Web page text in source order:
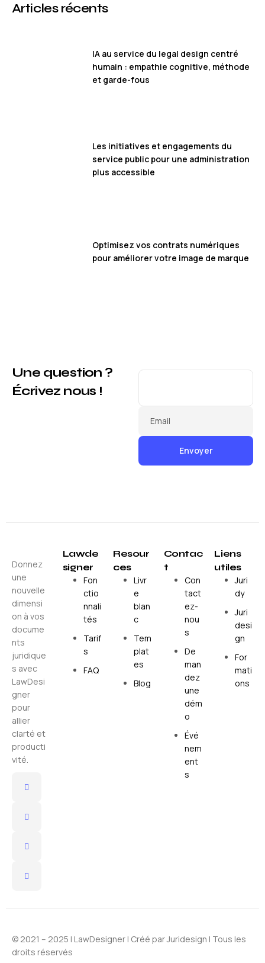
Articles récents
IA au service du legal design centré
humain : empathie cognitive, méthode
et garde-fous
Les initiatives et engagements du
service public pour une administration
plus accessible
Optimisez vos contrats numériques
pour améliorer votre image de marque
Une question ?
Écrivez nous !
Email
Donnez
une
nouvelle
dimensi
on à vos
docume
nts
juridique
s avec
LawDesi
gner
pour
allier
clarté et
producti
vité.
Lawde
signer
Fon
ctio
nnali
tés
Tarif
s
FAQ
Resour
ces
Livr
e
blan
c
Tem
plat
es
Blog
Contac
t
Con
tact
ez-
nou
s
De
man
dez
une
dém
o
Évé
nem
ent
s
Liens
utiles
Juri
dy
Juri
desi
gn
For
mati
ons
© 2021 – 2025 | LawDesigner | Créé parJuridesign | Tous les
droits réservés